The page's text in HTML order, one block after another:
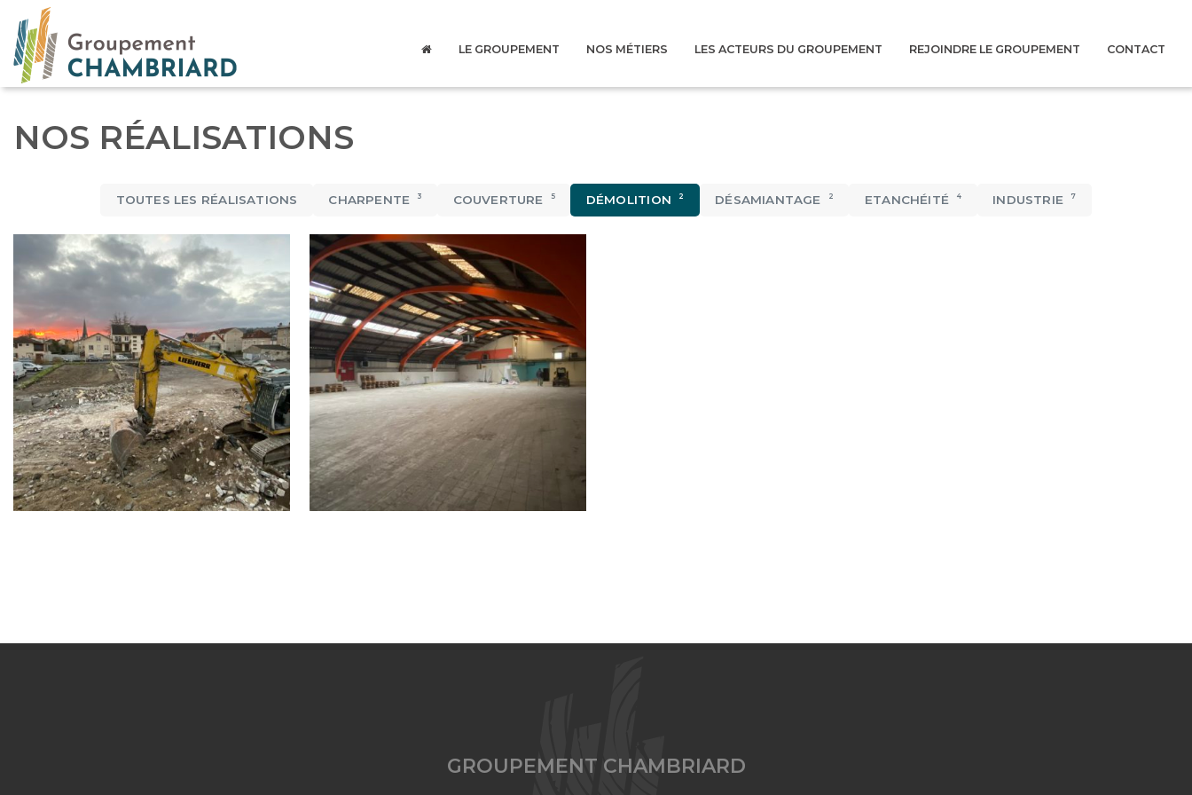
contenu
LE GROUPEMENT NOS MÉTIERS LES ACTEURS DU GROUPEMENT REJOINDRE LE GROUPEMENT CONTACT
NOS RÉALISATIONS
TOUTES LES RÉALISATIONS CHARPENTE 3 COUVERTURE 5 DÉMOLITION 2 DÉSAMIANTAGE 2 ETANCHÉITÉ 4 INDUSTRIE 7
GROUPEMENT CHAMBRIARD